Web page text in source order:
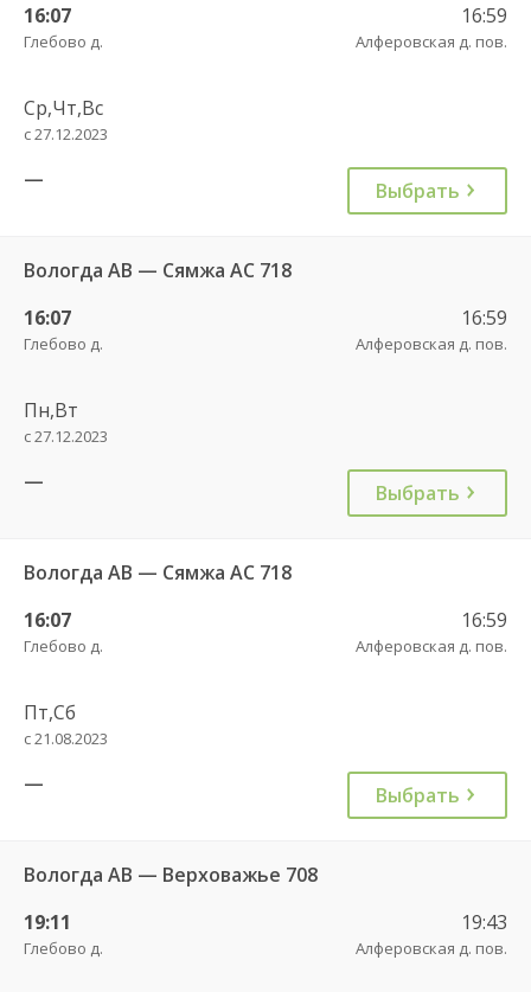
16:07
Глебово д.
16:59
Алферовская д. пов.
Ср,Чт,Вс
с 27.12.2023
— Выбрать
Вологда АВ — Сямжа АС 718
16:07
Глебово д.
16:59
Алферовская д. пов.
Пн,Вт
с 27.12.2023
— Выбрать
Вологда АВ — Сямжа АС 718
16:07
Глебово д.
16:59
Алферовская д. пов.
Пт,Сб
с 21.08.2023
— Выбрать
Вологда АВ — Верховажье 708
19:11
Глебово д.
19:43
Алферовская д. пов.